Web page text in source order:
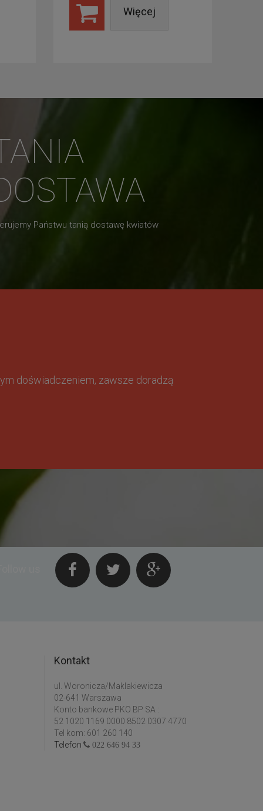
Więcej
Państwu tanią dostawę kwiatów
doświadczeniem, zawsze doradzą
Kontakt
ul. Woronicza/Maklakiewicza
02-641 Warszawa
Konto bankowe PKO BP SA :
52 1020 1169 0000 8502 0307 4770
Tel kom: 601 260 140
Telefon
022 646 94 33